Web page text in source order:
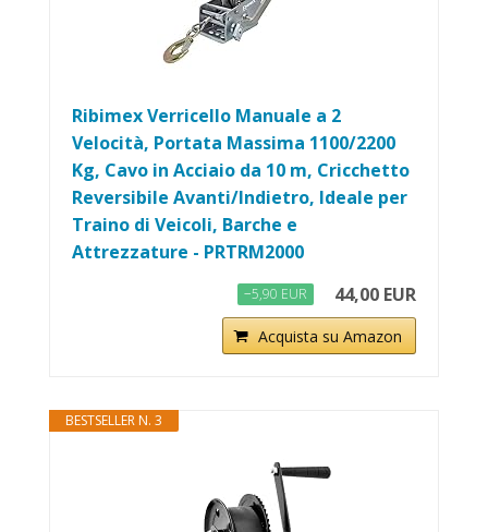
Ribimex Verricello Manuale a 2
Velocità, Portata Massima 1100/2200
Kg, Cavo in Acciaio da 10 m, Cricchetto
Reversibile Avanti/Indietro, Ideale per
Traino di Veicoli, Barche e
Attrezzature - PRTRM2000
−5,90 EUR 44,00 EUR
Acquista su Amazon
BESTSELLER N. 3